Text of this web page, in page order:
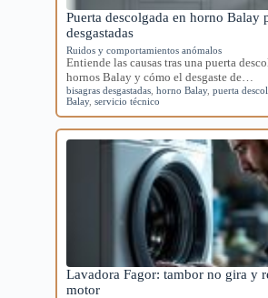
Puerta descolgada en horno Balay
desgastadas
Ruidos y comportamientos anómalos
Entiende las causas tras una puerta
hornos Balay y cómo el desgaste de…
bisagras desgastadas ,horno Balay,puerta
Balay,servicio técnico
Lavadora Fagor: tambor no gira y
motor